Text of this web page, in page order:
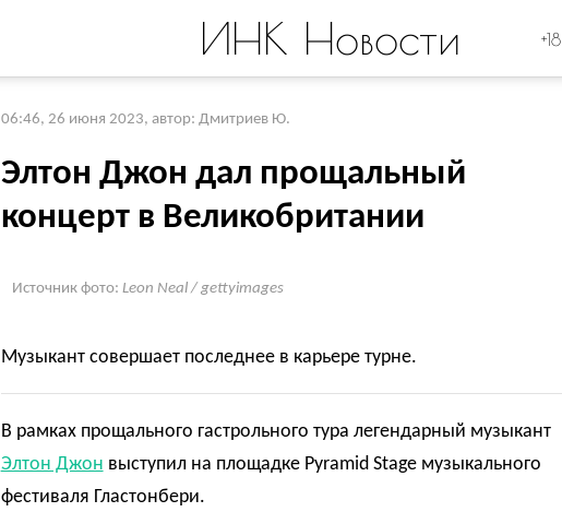
ИНК Новости +18
06:46, 26 июня 2023, автор: Дмитриев Ю.
Элтон Джон дал прощальный
концерт в Великобритании
Источник фото: Leon Neal / gettyimages
Музыкант совершает последнее в карьере турне.
В рамках прощального гастрольного тура легендарный музыкант
Элтон Джон выступил на площадке Pyramid Stage музыкального
фестиваля Гластонбери.